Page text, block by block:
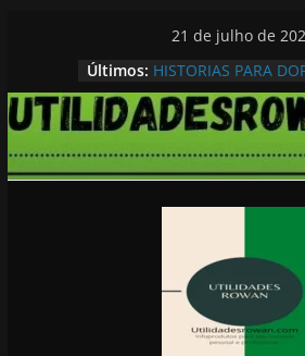
conteúdo
21 de julho de
Últimos: HISTORIAS PARA